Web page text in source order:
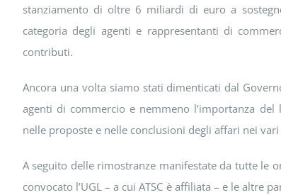
stanziamento di oltre 6 miliardi di euro a
categoria degli agenti e rappresentanti di
contributi.
Ancora una volta siamo stati dimenticati dal
agenti di commercio e nemmeno l’importanza
nelle proposte e nelle conclusioni degli affari nei
A seguito delle rimostranze manifestate da tutte le
convocato l’UGL – a cui ATSC è affiliata – e le altre